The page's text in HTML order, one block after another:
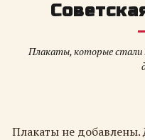
Плакаты, которые
Плакаты не